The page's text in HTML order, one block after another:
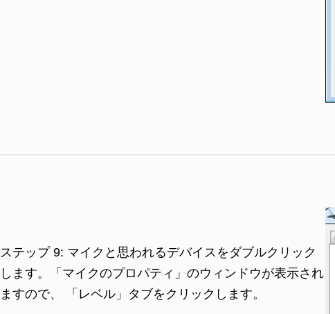
ステップ 9: マイクと思われるデバイスをダブルクリック
します。「マイクのプロパティ」のウィンドウが表示され
ますので、 「レベル」タブをクリックします。